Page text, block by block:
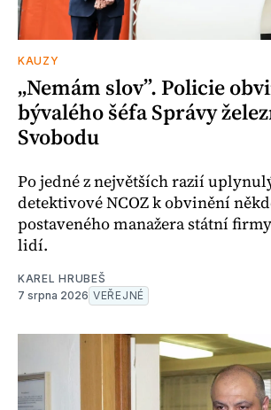
KAUZY
„Nemám slov”. Policie
bývalého šéfa Správy
Svobodu
Po jedné z největších razií
detektivové NCOZ k obvinění
postaveného manažera státní
lidí.
KAREL HRUBEŠ
7 srpna 2026 VEŘEJNÉ